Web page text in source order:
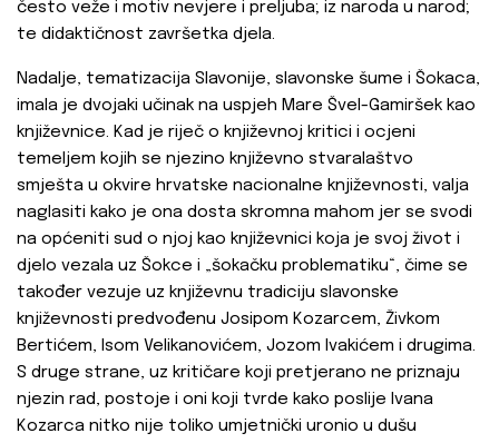
često veže i motiv nevjere i preljuba; iz naroda u narod;
te didaktičnost završetka djela.
Nadalje, tematizacija Slavonije, slavonske šume i Šokaca,
imala je dvojaki učinak na uspjeh Mare Švel-Gamiršek kao
književnice. Kad je riječ o književnoj kritici i ocjeni
temeljem kojih se njezino književno stvaralaštvo
smješta u okvire hrvatske nacionalne književnosti, valja
naglasiti kako je ona dosta skromna mahom jer se svodi
na općeniti sud o njoj kao književnici koja je svoj život i
djelo vezala uz Šokce i „šokačku problematiku“, čime se
također vezuje uz književnu tradiciju slavonske
književnosti predvođenu Josipom Kozarcem, Živkom
Bertićem, Isom Velikanovićem, Jozom Ivakićem i drugima.
S druge strane, uz kritičare koji pretjerano ne priznaju
njezin rad, postoje i oni koji tvrde kako poslije Ivana
Kozarca nitko nije toliko umjetnički uronio u dušu